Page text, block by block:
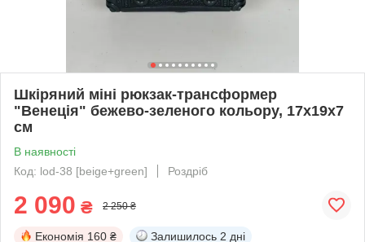
Шкіряний міні рюкзак-трансформер
"Венеція" бежево-зеленого кольору, 17х19х7
см
В наявності
Код: lod-38 [beige+green]
Роздріб
2 090 ₴ 2 250 ₴
Економія 160 ₴ Залишилось 2 дні